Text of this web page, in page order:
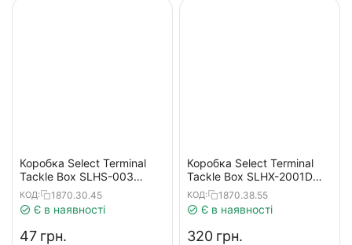
Коробка Select Terminal
Tackle Box SLHS-003
9.9x6.5x3cm
КОД: 1870.30.45
Є в наявності
‍47‍ грн.
Коробка Select Terminal
Tackle Box SLHX-2001D
17.5х10.5х3.8cm
КОД: 1870.38.55
Є в наявності
‍320‍ грн.